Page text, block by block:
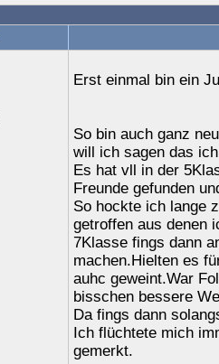
Erst einmal bin ein
So bin auch ganz
will ich sagen das
Es hat vll in der
Freunde gefunden
So hockte ich lange
getroffen aus denen
7Klasse fings dann
machen.Hielten es
auhc geweint.War
bisschen bessere
Da fings dann
Ich flüchtete mich
gemerkt.